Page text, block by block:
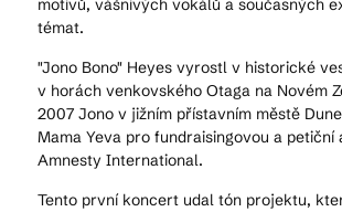
motivů, vášnivých vokálů a současných
témat.
"Jono Bono" Heyes vyrostl v historické
v horách venkovského Otaga na Novém
2007 Jono v jižním přístavním městě
Mama Yeva pro fundraisingovou a petiční
Amnesty International.
Tento první koncert udal tón projektu,